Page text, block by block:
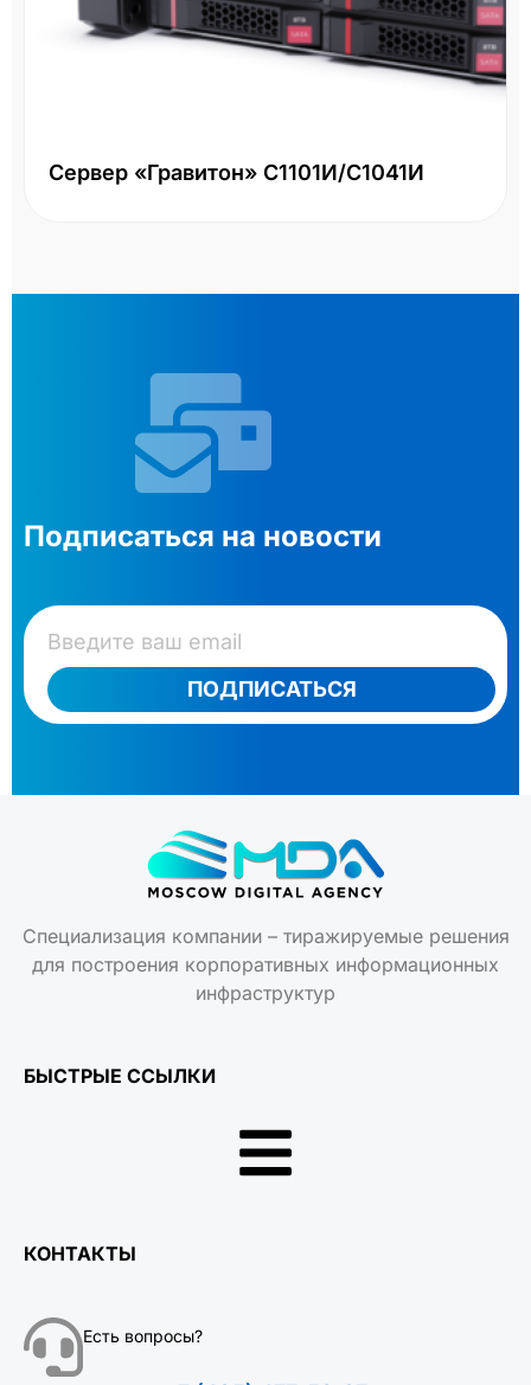
Сервер «Гравитон» С1101И/С1041И
Подписаться на новости
ПОДПИСАТЬСЯ
Специализация компании – тиражируемые решения
для построения корпоративных информационных
инфраструктур
БЫСТРЫЕ ССЫЛКИ
КОНТАКТЫ
Есть вопросы?